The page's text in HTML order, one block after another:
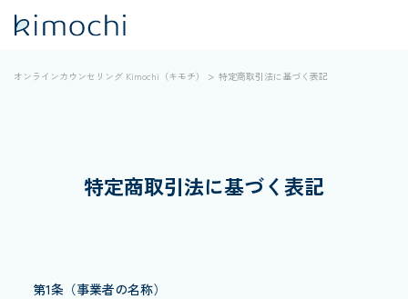
オンラインカウンセリング Kimochi（キモチ） 特定商取引法に基づく表記
特定商取引法に基づく表記
第1条（事業者の名称）